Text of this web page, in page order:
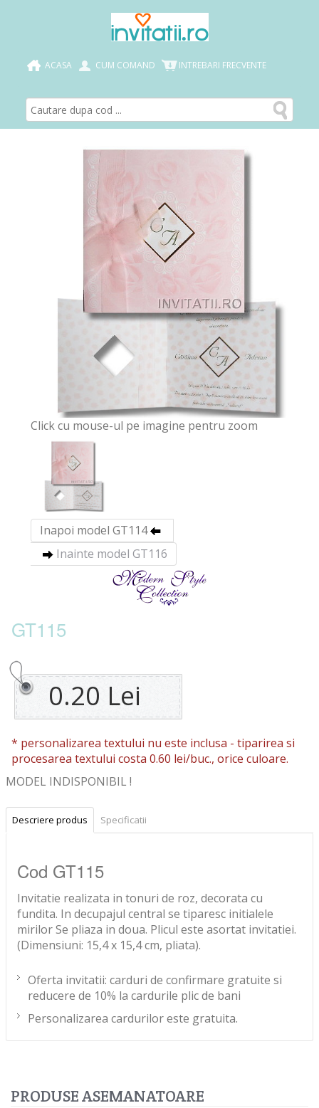
ACASA CUM COMAND INTREBARI FRECVENTE
Click cu mouse-ul pe imagine pentru zoom
Inapoi model GT114
Inainte model GT116
GT115
0.20 Lei
* personalizarea textului nu este inclusa - tiparirea si
procesarea textului costa 0.60 lei/buc., orice culoare.
MODEL INDISPONIBIL !
Descriere produs Specificatii
Cod GT115
Invitatie realizata in tonuri de roz, decorata cu
fundita. In decupajul central se tiparesc initialele
mirilor Se pliaza in doua. Plicul este asortat invitatiei.
(Dimensiuni: 15,4 x 15,4 cm, pliata).
Oferta invitatii: carduri de confirmare gratuite si
reducere de 10% la cardurile plic de bani
Personalizarea cardurilor este gratuita.
PRODUSE ASEMANATOARE